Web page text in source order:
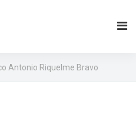
Antonio Riquelme Bravo